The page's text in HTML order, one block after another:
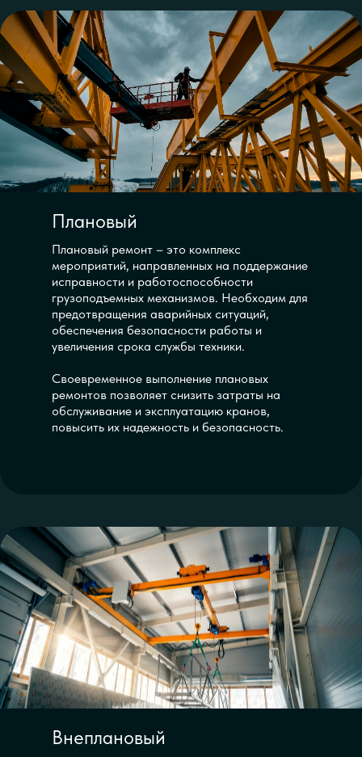
Внеплановый
Плановый ремонт – это комплекс
мероприятий, направленных на поддержание
исправности и работоспособности
грузоподъемных механизмов. Необходим для
предотвращения аварийных ситуаций,
обеспечения безопасности работы и
увеличения срока службы техники.
Своевременное выполнение плановых
ремонтов позволяет снизить затраты на
обслуживание и эксплуатацию кранов,
повысить их надежность и безопасность.
Плановый